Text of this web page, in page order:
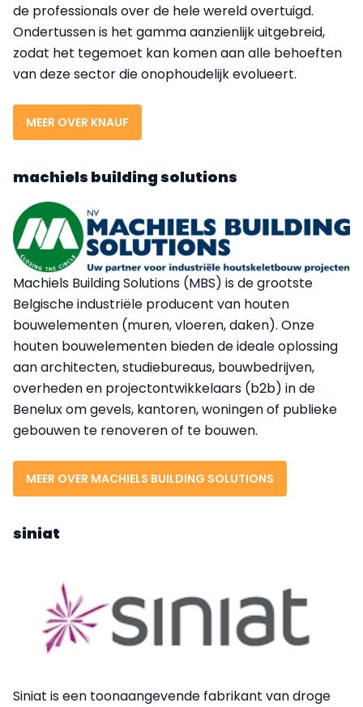
de professionals over de hele wereld overtuigd.
Ondertussen is het gamma aanzienlijk uitgebreid,
zodat het tegemoet kan komen aan alle behoeften
van deze sector die onophoudelijk evolueert.
MEER OVER KNAUF
machiels building solutions
Machiels Building Solutions (MBS) is de grootste
Belgische industriële producent van houten
bouwelementen (muren, vloeren, daken). Onze
houten bouwelementen bieden de ideale oplossing
aan architecten, studiebureaus, bouwbedrijven,
overheden en projectontwikkelaars (b2b) in de
Benelux om gevels, kantoren, woningen of publieke
gebouwen te renoveren of te bouwen.
MEER OVER MACHIELS BUILDING SOLUTIONS
siniat
Siniat is een toonaangevende fabrikant van droge